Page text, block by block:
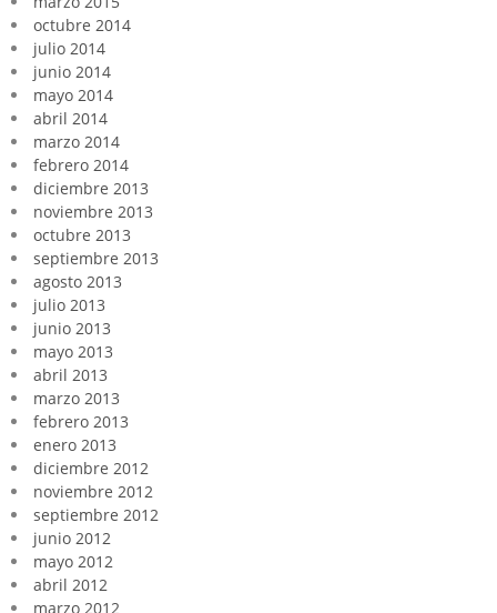
octubre 2014
julio 2014
junio 2014
mayo 2014
abril 2014
marzo 2014
febrero 2014
diciembre 2013
noviembre 2013
octubre 2013
septiembre 2013
agosto 2013
julio 2013
junio 2013
mayo 2013
abril 2013
marzo 2013
febrero 2013
enero 2013
diciembre 2012
noviembre 2012
septiembre 2012
junio 2012
mayo 2012
abril 2012
marzo 2012